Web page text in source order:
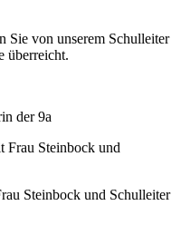
Sie von unserem Schulleiter
überreicht.
der 9a
Steinbock und Schulleiter